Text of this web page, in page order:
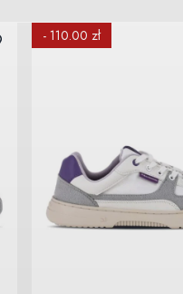
- 110.00 zł